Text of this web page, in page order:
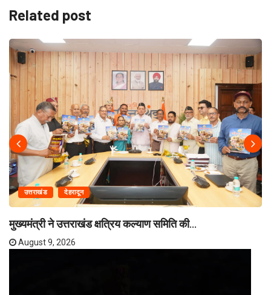
Related post
उत्तराखंड देहरादून
मुख्यमंत्री ने उत्तराखंड क्षत्रिय कल्याण समिति की...
August 9, 2026